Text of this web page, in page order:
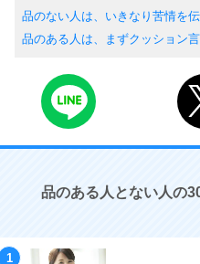
品のない人は、いきなり苦情を伝
品のある人は、まずクッション言
品のある人とない人の